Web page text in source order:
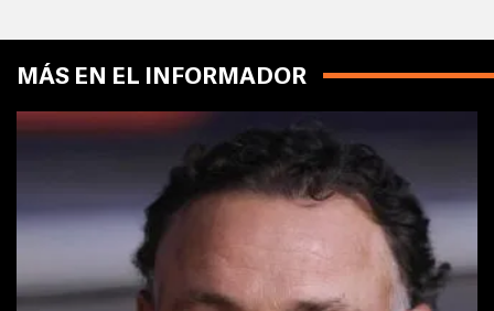
MÁS EN EL INFORMADOR